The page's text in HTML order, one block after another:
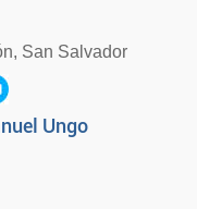
San Salvador
Ungo